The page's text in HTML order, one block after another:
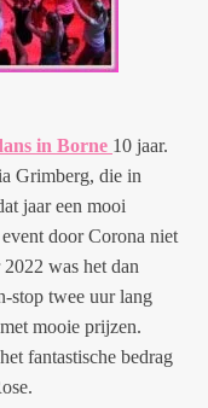
in Borne 10 jaar.
Grimberg, die in
jaar een mooi
door Corona niet
was het dan
stop twee uur lang
mooie prijzen.
fantastische bedrag